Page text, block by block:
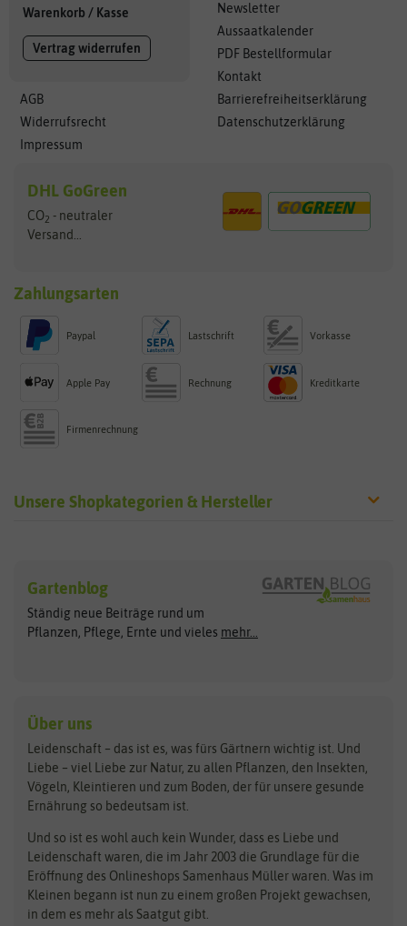
Warenkorb / Kasse
Vertrag widerrufen
AGB
Widerrufsrecht
Impressum
Newsletter
Aussaatkalender
PDF Bestellformular
Kontakt
Barrierefreiheitserklärung
Datenschutzerklärung
DHL GoGreen
CO2 - neutraler
Versand...
Zahlungsarten
Paypal Lastschrift Vorkasse
Apple Pay Rechnung Kreditkarte
Firmenrechnung
Unsere Shopkategorien & Hersteller
Exotische Samen
Gemüsesamen
Gründünger
Kräutersamen
Obstsamen
Pilzbrut
Rasensamen
Steckzwiebeln
Zimmer & Kübelpflanzen
Kataloge
Schnäppchen
Anzucht & Gartenzubehör
Arche Noah
ASB Greenworld
Benary
Bingenheimer Saatgut
BioBalu
Bionana
BIOWOL
Blumicorn
Bûten Birds
Clever Pots
COMPO
Dürr-Samen
elho
Feldsaaten Freudenberger
Fertil
Flora Elite
Gartenblog
Ständig neue Beiträge rund um
Pflanzen, Pflege, Ernte und vieles mehr...
Über uns
Leidenschaft – das ist es, was fürs Gärtnern wichtig ist. Und
Liebe – viel Liebe zur Natur, zu allen Pflanzen, den Insekten,
Vögeln, Kleintieren und zum Boden, der für unsere gesunde
Ernährung so bedeutsam ist.
Und so ist es wohl auch kein Wunder, dass es Liebe und
Leidenschaft waren, die im Jahr 2003 die Grundlage für die
Eröffnung des Onlineshops Samenhaus Müller waren. Was im
Kleinen begann ist nun zu einem großen Projekt gewachsen,
in dem es mehr als Saatgut gibt.